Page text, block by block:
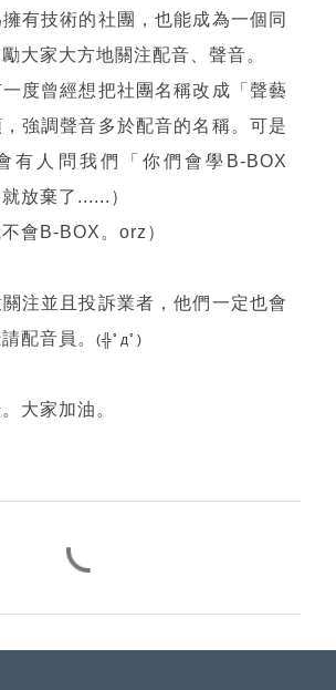
有技術的社團，也能成為一個同
大家大方地關注配音、聲音。
一度曾經想把社團名稱改成「聲藝
強調聲音多於配音的名稱。可是
有人問我們「你們會學B-BOX
放棄了......）
不會B-BOX。orz）
注並且投訴業者，他們一定也會
配音員。
(╬ﾟдﾟ)
大家加油。